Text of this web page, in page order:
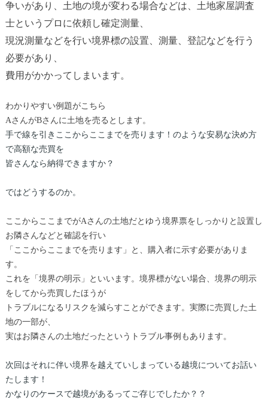
争いがあり、土地の境が変わる場合などは、 土地家屋調査
士というプロに依頼し確定測量、
現況測量などを行い境界標の設置、測量、登記などを行う
必要があり、
費用がかかってしまいます。
わかりやすい例題がこちら
AさんがBさんに土地を売るとします。
手で線を引きここからここまでを売ります！のような安易な決め方
で高額な売買を
皆さんなら納得できますか？
ではどうするのか。
ここからここまでがAさんの土地だとゆう境界票をしっかりと設置し
お隣さんなどと確認を行い
「ここからここまでを売ります」と、購入者に示す必要がありま
す。
これを「境界の明示」といいます。境界標がない場合、境界の明示
をしてから売買したほうが
トラブルになるリスクを減らすことができます。実際に売買した土
地の一部が、
実はお隣さんの土地だったというトラブル事例もあります。
次回はそれに伴い境界を越えていしまっている越境についてお話い
たします！
かなりのケースで越境があるってご存じでしたか？？